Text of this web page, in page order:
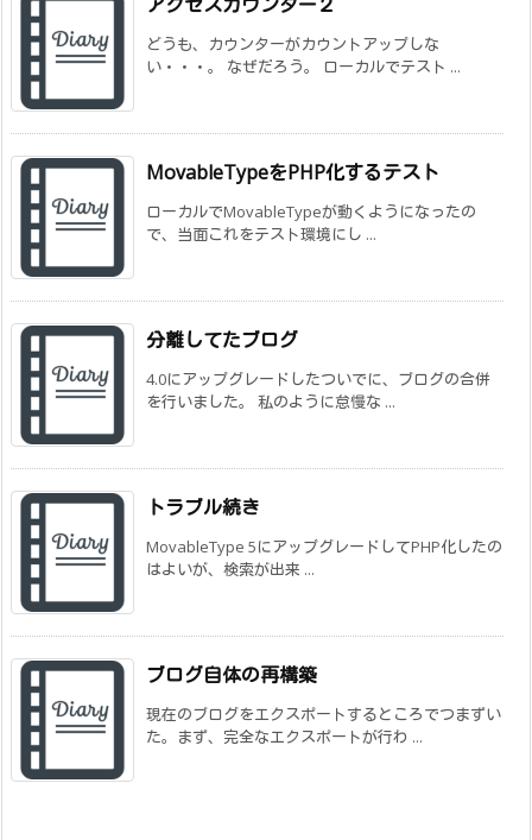
どうも、カウンターがカウントアップしな
い・・・。 なぜだろう。 ローカルでテスト ...
MovableTypeをPHP化するテスト
ローカルでMovableTypeが動くようになったの
で、当面これをテスト環境にし ...
分離してたブログ
4.0にアップグレードしたついでに、ブログの合併
を行いました。 私のように怠慢な ...
トラブル続き
MovableType 5にアップグレードしてPHP化したの
はよいが、検索が出来 ...
ブログ自体の再構築
現在のブログをエクスポートするところでつまずい
た。まず、完全なエクスポートが行わ ...